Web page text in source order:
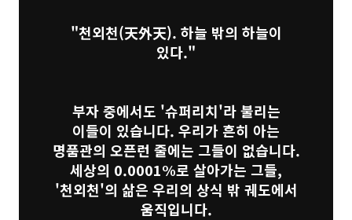
"천외천(天外天). 하늘 밖의 하늘이
있다."
부자 중에서도 '슈퍼리치'라 불리는
이들이 있습니다. 우리가 흔히 아는
명품관의 오픈런 줄에는 그들이 없습니다.
세상의 0.0001%로 살아가는 그들,
'천외천'의 삶은 우리의 상식 밖 궤도에서
움직입니다.